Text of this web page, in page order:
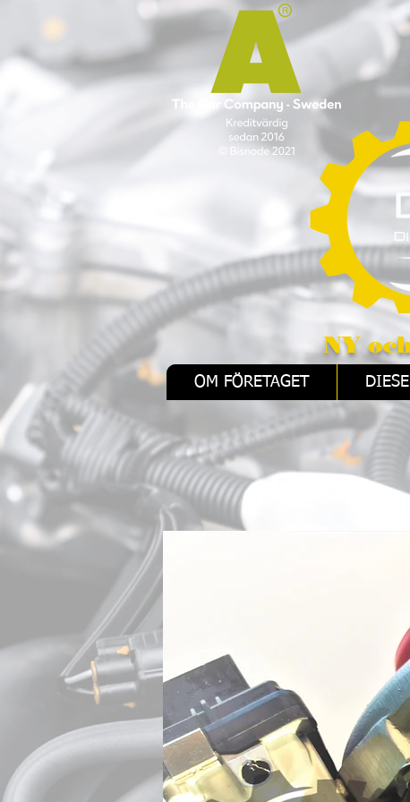
NY och
OM FÖRETAGET